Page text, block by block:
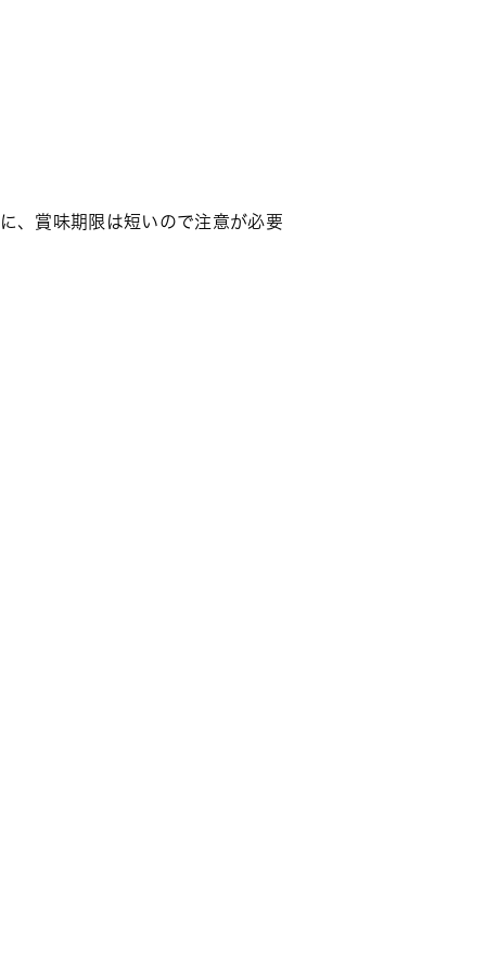
、賞味期限は短いので注意が必要